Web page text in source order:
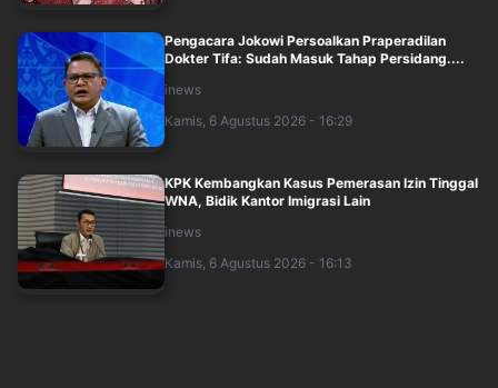
Pengacara Jokowi Persoalkan Praperadilan
Dokter Tifa: Sudah Masuk Tahap Persidang....
inews
Kamis, 6 Agustus 2026 - 16:29
KPK Kembangkan Kasus Pemerasan Izin Tinggal
WNA, Bidik Kantor Imigrasi Lain
inews
Kamis, 6 Agustus 2026 - 16:13